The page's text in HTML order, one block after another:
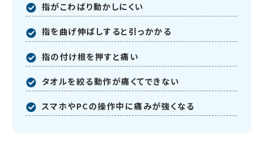
指がこわばり動かしにくい
指を曲げ伸ばしすると引っかかる
指の付け根を押すと痛い
タオルを絞る動作が痛くてできない
スマホやPCの操作中に痛みが強くなる